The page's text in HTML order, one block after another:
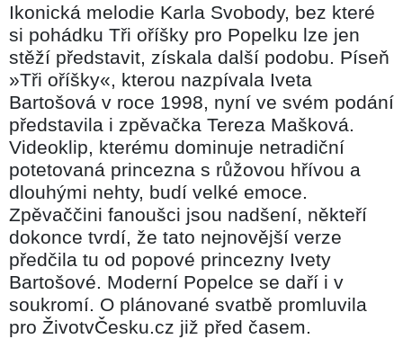
Ikonická melodie Karla Svobody, bez které
si pohádku Tři oříšky pro Popelku lze jen
stěží představit, získala další podobu. Píseň
»Tři oříšky«, kterou nazpívala Iveta
Bartošová v roce 1998, nyní ve svém podání
představila i zpěvačka Tereza Mašková.
Videoklip, kterému dominuje netradiční
potetovaná princezna s růžovou hřívou a
dlouhými nehty, budí velké emoce.
Zpěvaččini fanoušci jsou nadšení, někteří
dokonce tvrdí, že tato nejnovější verze
předčila tu od popové princezny Ivety
Bartošové. Moderní Popelce se daří i v
soukromí. O plánované svatbě promluvila
pro ŽivotvČesku.cz již před časem.